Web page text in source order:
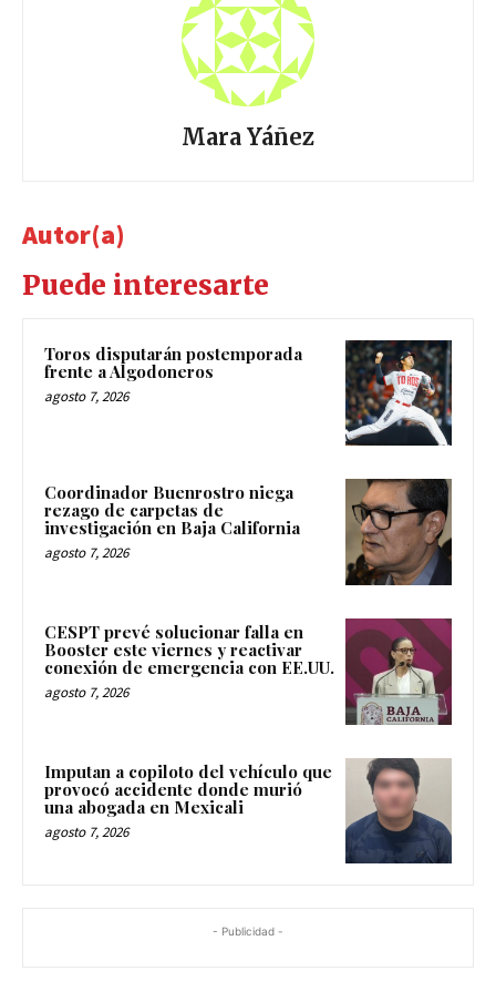
Mara Yáñez
Autor(a)
Puede interesarte
Toros disputarán postemporada
frente a Algodoneros
agosto 7, 2026
Coordinador Buenrostro niega
rezago de carpetas de
investigación en Baja California
agosto 7, 2026
CESPT prevé solucionar falla en
Booster este viernes y reactivar
conexión de emergencia con EE.UU.
agosto 7, 2026
Imputan a copiloto del vehículo que
provocó accidente donde murió
una abogada en Mexicali
agosto 7, 2026
- Publicidad -